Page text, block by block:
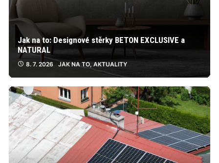
Jak na to: Designové stěrky BETON EXCLUSIVE a
NATURAL
8. 7. 2026 JAK NA TO, AKTUALITY